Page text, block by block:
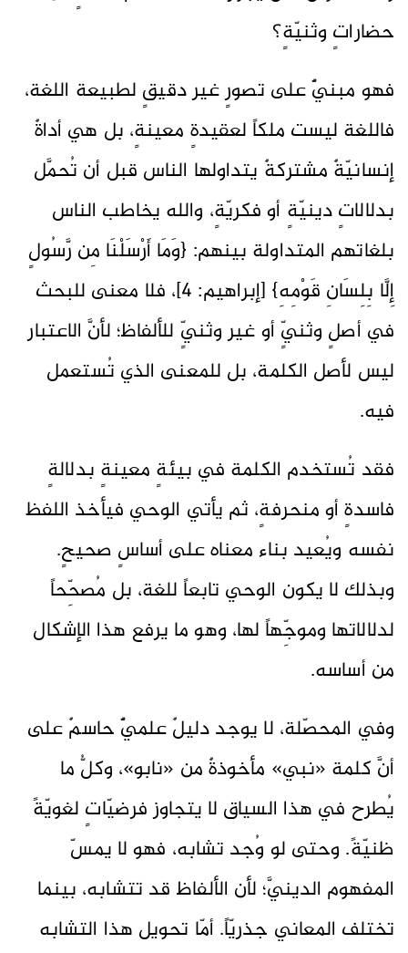
حضاراتٍ وثنيّةٍ؟
فهو مبنيٌّ على تصورٍ غير دقيقٍ لطبيعة اللغة،
فاللغة ليست ملكاً لعقيدةٍ معينةٍ، بل هي أداةٌ
إنسانيّةٌ مشتركةٌ يتداولها الناس قبل أن تُحمَّل
بدلالاتٍ دينيّةٍ أو فكريّةٍ، والله يخاطب الناس
بلغاتهم المتداولة بينهم: {وَمَا أَرْسَلْنَا مِن رَّسُولٍ
إِلَّا بِلِسَانِ قَوْمِهِ} [إبراهيم: 4]، فلا معنى للبحث
في أصلٍ وثنيٍّ أو غير وثنيٍّ للألفاظ؛ لأنَّ الاعتبار
ليس لأصل الكلمة، بل للمعنى الذي تُستعمل
فيه.
فقد تُستخدم الكلمة في بيئةٍ معينةٍ بدلالةٍ
فاسدةٍ أو منحرفةٍ، ثم يأتي الوحي فيأخذ اللفظ
نفسه ويُعيد بناء معناه على أساسٍ صحيحٍ.
وبذلك لا يكون الوحي تابعاً للغة، بل مُصحِّحاً
لدلالاتها وموجِّهاً لها، وهو ما يرفع هذا الإشكال
من أساسه.
وفي المحصّلة، لا يوجد دليلٌ علميٌّ حاسمٌ على
أنَّ كلمة «نبي» مأخوذةٌ من «نابو»، وكلُّ ما
يُطرح في هذا السياق لا يتجاوز فرضيّاتٍ لغويّةً
ظنيّةً. وحتى لو وُجد تشابه، فهو لا يمسّ
المفهوم الدينيَّ؛ لأن الألفاظ قد تتشابه، بينما
تختلف المعاني جذريّاً. أمّا تحويل هذا التشابه